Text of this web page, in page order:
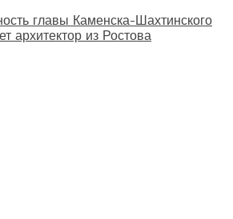
главы Каменска-Шахтинского
архитектор из Ростова